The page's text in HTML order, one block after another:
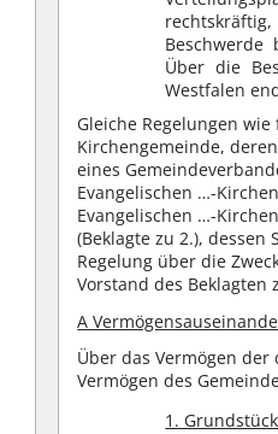
Beschwerde
Über die
Westfalen
Gleiche Regelungen
Kirchengemeinde,
eines
Evangelischen …-
Evangelischen …-
(Beklagte zu 2.), dessen
Regelung über die
Vorstand des Beklagten
A
Über das Vermögen
Vermögen des
1.